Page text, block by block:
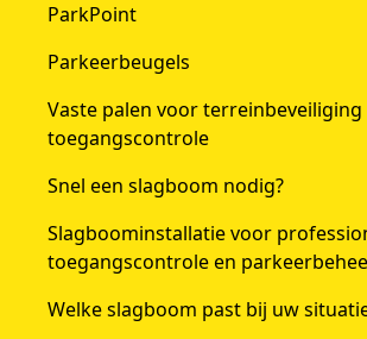
ParkPoint
Parkeerbeugels
Vaste palen voor terreinbeveiliging
toegangscontrole
Snel een slagboom nodig?
Slagboominstallatie voor
toegangscontrole en
Welke slagboom past bij uw